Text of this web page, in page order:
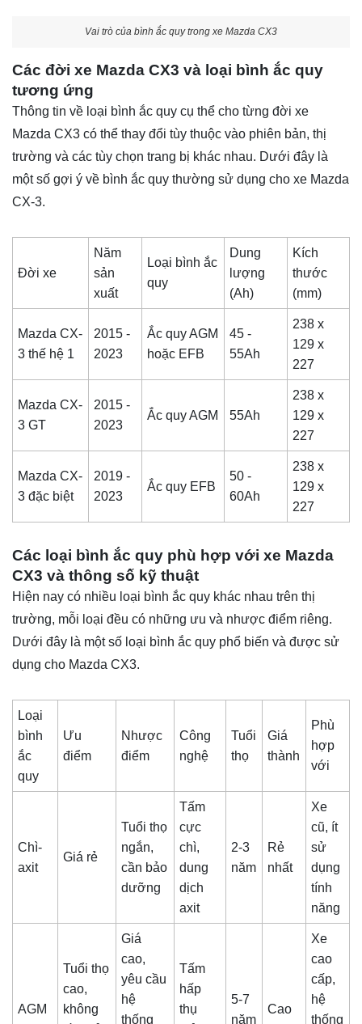
Vai trò của bình ắc quy trong xe Mazda CX3
Các đời xe Mazda CX3 và loại bình ắc quy
tương ứng
Thông tin về loại bình ắc quy cụ thể cho từng đời xe
Mazda CX3 có thể thay đổi tùy thuộc vào phiên bản, thị
trường và các tùy chọn trang bị khác nhau. Dưới đây là
một số gợi ý về bình ắc quy thường sử dụng cho xe Mazda
CX-3.
Đời xe
Năm
sản
xuất
Loại bình ắc
quy
Dung
lượng
(Ah)
Kích
thước
(mm)
Mazda CX-
3 thế hệ 1
2015 -
2023
Ắc quy AGM
hoặc EFB
45 -
55Ah
238 x
129 x
227
Mazda CX-
3 GT
2015 -
2023
Ắc quy AGM 55Ah
238 x
129 x
227
Mazda CX-
3 đặc biệt
2019 -
2023
Ắc quy EFB
50 -
60Ah
238 x
129 x
227
Các loại bình ắc quy phù hợp với xe Mazda
CX3 và thông số kỹ thuật
Hiện nay có nhiều loại bình ắc quy khác nhau trên thị
trường, mỗi loại đều có những ưu và nhược điểm riêng.
Dưới đây là một số loại bình ắc quy phổ biến và được sử
dụng cho Mazda CX3.
Loại
bình
ắc
quy
Ưu
điểm
Nhược
điểm
Công
nghệ
Tuổi
thọ
Giá
thành
Phù
hợp
với
Chì-
axit
Giá rẻ
Tuổi thọ
ngắn,
cần bảo
dưỡng
Tấm
cực
chì,
dung
dịch
axit
2-3
năm
Rẻ
nhất
Xe
cũ, ít
sử
dụng
tính
năng
AGM
Tuổi thọ
cao,
không
Giá
cao,
yêu cầu
hệ
thống
Tấm
hấp
thụ
5-7
năm
Cao
Xe
cao
cấp,
hệ
thống